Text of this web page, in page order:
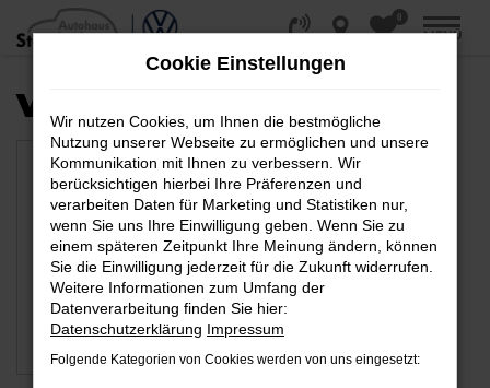
Zum
Hauptinhalt
0
MENÜ
VERFÜGBARE MARKEN
Cookie Einstellungen
Wir nutzen Cookies, um Ihnen die bestmögliche
Nutzung unserer Webseite zu ermöglichen und unsere
Kommunikation mit Ihnen zu verbessern. Wir
berücksichtigen hierbei Ihre Präferenzen und
verarbeiten Daten für Marketing und Statistiken nur,
wenn Sie uns Ihre Einwilligung geben. Wenn Sie zu
einem späteren Zeitpunkt Ihre Meinung ändern, können
Sie die Einwilligung jederzeit für die Zukunft widerrufen.
Weitere Informationen zum Umfang der
Datenverarbeitung finden Sie hier:
Datenschutzerklärung Impressum
Folgende Kategorien von Cookies werden von uns eingesetzt: